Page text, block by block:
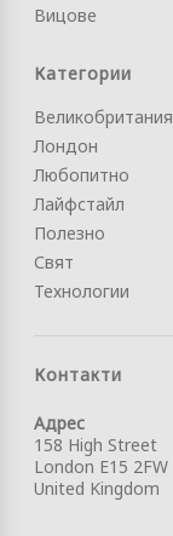
Вицове
Категории
Великобритания
Лондон
Любопитно
Лайфстайл
Полезно
Свят
Технологии
Контакти
Адрес
158 High Street
London E15 2FW
United Kingdom